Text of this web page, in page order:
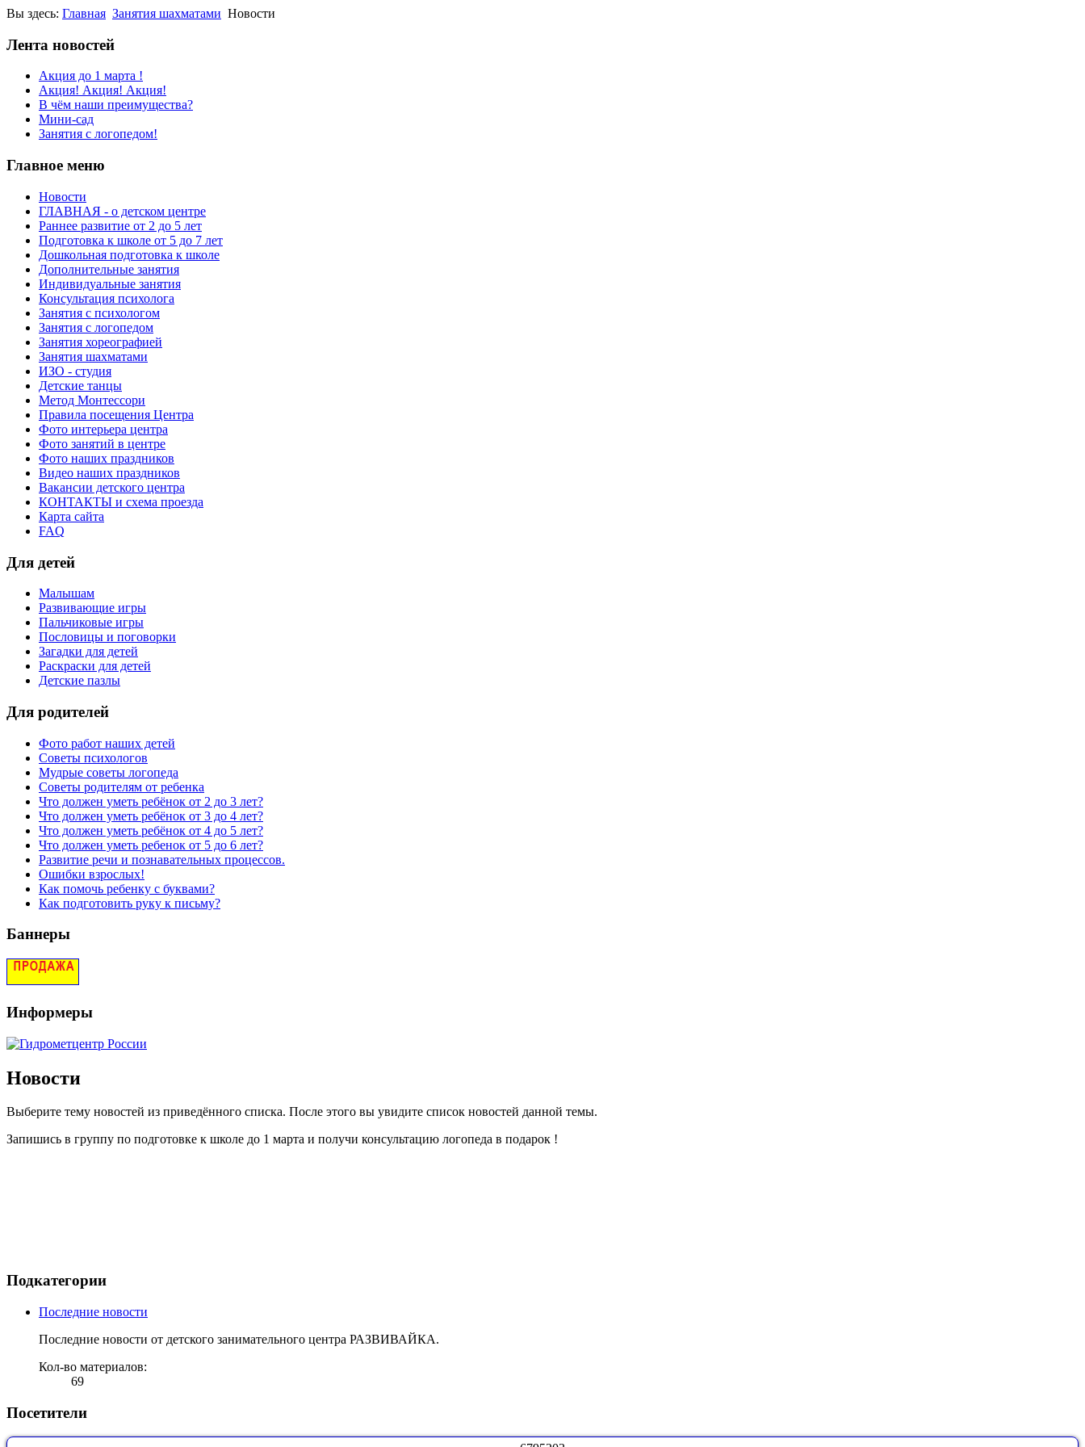
Вы здесь: Главная Занятия шахматами Новости
Лента новостей
Акция до 1 марта !
Акция! Акция! Акция!
В чём наши преимущества?
Мини-сад
Занятия с логопедом!
Главное меню
Новости
ГЛАВНАЯ - о детском центре
Раннее развитие от 2 до 5 лет
Подготовка к школе от 5 до 7 лет
Дошкольная подготовка к школе
Дополнительные занятия
Индивидуальные занятия
Консультация психолога
Занятия с психологом
Занятия с логопедом
Занятия хореографией
Занятия шахматами
ИЗО - студия
Детские танцы
Метод Монтессори
Правила посещения Центра
Фото интерьера центра
Фото занятий в центре
Фото наших праздников
Видео наших праздников
Вакансии детского центра
КОНТАКТЫ и схема проезда
Карта сайта
FAQ
Для детей
Малышам
Развивающие игры
Пальчиковые игры
Пословицы и поговорки
Загадки для детей
Раскраски для детей
Детские пазлы
Для родителей
Фото работ наших детей
Советы психологов
Мудрые советы логопеда
Советы родителям от ребенка
Что должен уметь ребёнок от 2 до 3 лет?
Что должен уметь ребёнок от 3 до 4 лет?
Что должен уметь ребёнок от 4 до 5 лет?
Что должен уметь ребенок от 5 до 6 лет?
Развитие речи и познавательных процессов.
Ошибки взрослых!
Как помочь ребенку с буквами?
Как подготовить руку к письму?
Баннеры
Информеры
Новости
Выберите тему новостей из приведённого списка. После этого вы увидите список новостей данной темы.
Запишись в группу по подготовке к школе до 1 марта и получи консультацию логопеда в подарок !
Подкатегории
Последние новости
Последние новости от детского занимательного центра РАЗВИВАЙКА.
Кол-во материалов:
69
Посетители